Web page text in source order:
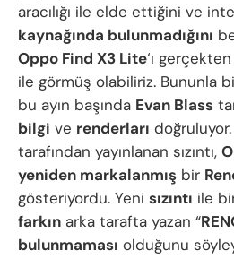
aracılığı ile elde ettiğini ve
kaynağında bulunmadığını
Oppo Find X3 Lite‘ı gerçekten
ile görmüş olabiliriz. Bununla
bu ayın başında Evan Blass
bilgi ve renderları doğruluyor.
tarafından yayınlanan sızıntı,
yeniden markalanmış bir
gösteriyordu. Yeni sızıntı ile
farkın arka tarafta yazan “
bulunmaması olduğunu